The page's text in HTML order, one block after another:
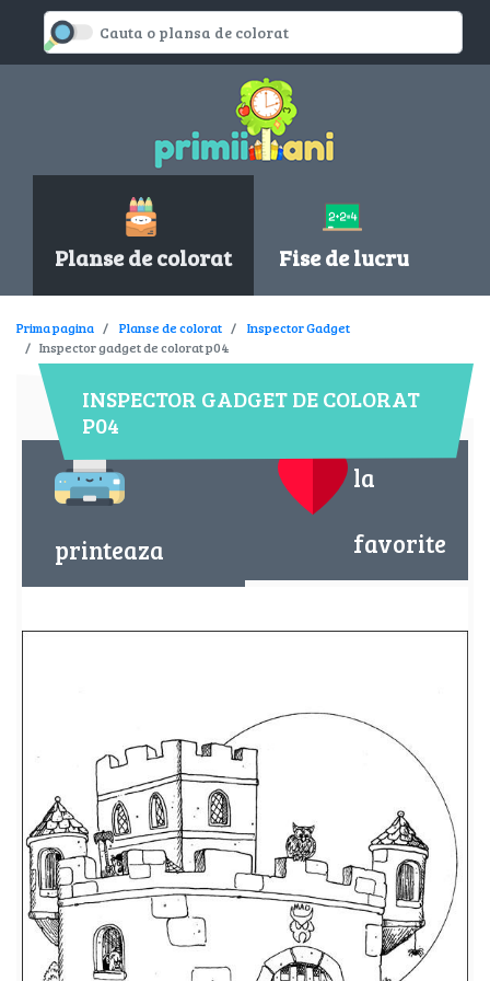
Planse de colorat Fise de lucru
Prima pagina Planse de colorat
Inspector Gadget
Inspector gadget de colorat p04
INSPECTOR GADGET DE COLORAT
P04
printeaza
la
favorite